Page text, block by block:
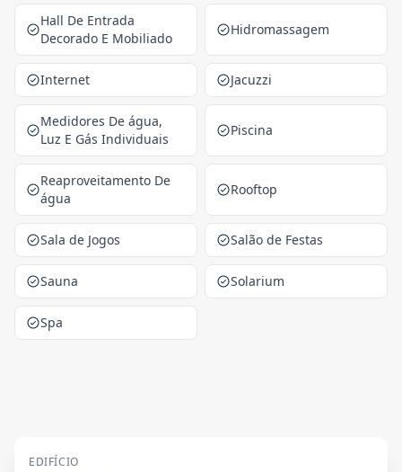
Hall De Entrada
Decorado E Mobiliado
Hidromassagem
Internet Jacuzzi
Medidores De água,
Luz E Gás Individuais
Piscina
Reaproveitamento De
água
Rooftop
Sala de Jogos Salão de Festas
Sauna Solarium
Spa
EDIFÍCIO